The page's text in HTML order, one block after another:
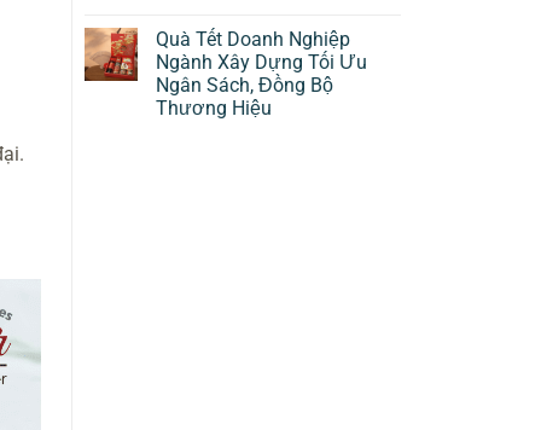
Quà Tết Doanh Nghiệp
Ngành Xây Dựng Tối Ưu
Ngân Sách, Đồng Bộ
Thương Hiệu